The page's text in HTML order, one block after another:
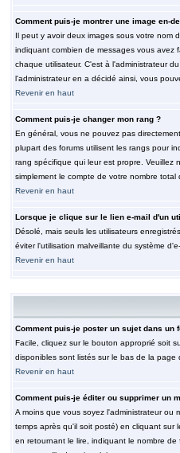
Comment puis-je montrer une image en-
Il peut y avoir deux images sous votre nom
indiquant combien de messages vous avez
chaque utilisateur. C'est à l'administrateur
l'administrateur en a décidé ainsi, vous
Revenir en haut
Comment puis-je changer mon rang ?
En général, vous ne pouvez pas
plupart des forums utilisent les rangs pour
rang spécifique qui leur est propre. Veuillez
simplement le compte de votre nombre total
Revenir en haut
Lorsque je clique sur le lien e-mail d'un
Désolé, mais seuls les utilisateurs
éviter l'utilisation malveillante du système
Revenir en haut
Comment puis-je poster un sujet dans un
Facile, cliquez sur le bouton approprié soit
disponibles sont listés sur le bas de la page
Revenir en haut
Comment puis-je éditer ou supprimer un
A moins que vous soyez l'administrateur ou
temps après qu'il soit posté) en cliquant sur
en retournant le lire, indiquant le nombre